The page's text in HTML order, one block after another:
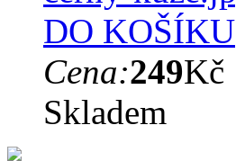
DO KOŠÍKU
Cena:249Kč
Skladem